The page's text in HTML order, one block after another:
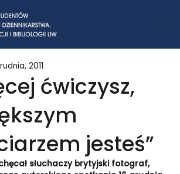
2011
ćwiczysz,
jesteś”
słuchaczy brytyjski fotograf,